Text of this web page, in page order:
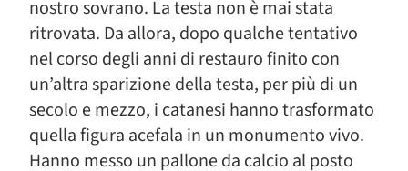
nostro sovrano. La testa non è mai stata
ritrovata. Da allora, dopo qualche tentativo
nel corso degli anni di restauro finito con
un’altra sparizione della testa, per più di un
secolo e mezzo, i catanesi hanno trasformato
quella figura acefala in un monumento vivo.
Hanno messo un pallone da calcio al posto